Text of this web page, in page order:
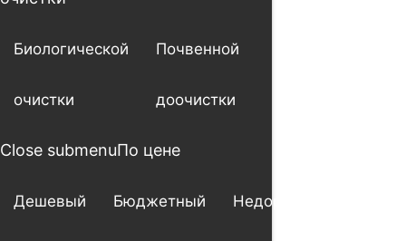
Биологической
очистки
Почвенной
доочистки
Close submenuПо цене
Дешевый Бюджетный Недорогой